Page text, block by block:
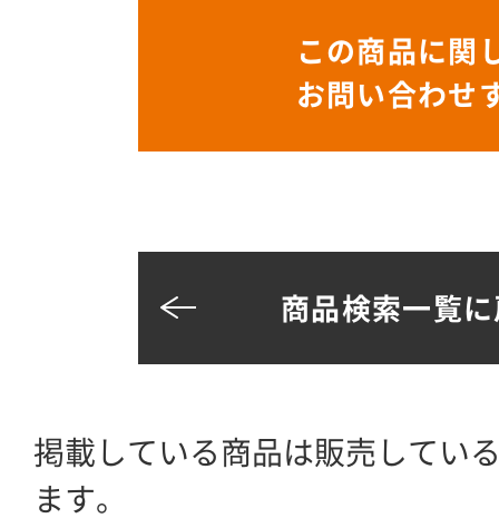
この商品に関
お問い合わせ
商品検索一覧
掲載している商品は販売してい
ます。